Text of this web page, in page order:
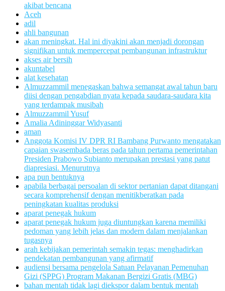
akibat bencana
Aceh
adil
ahli bangunan
akan meningkat. Hal ini diyakini akan menjadi dorongan
signifikan untuk mempercepat pembangunan infrastruktur
akses air bersih
akuntabel
alat kesehatan
Almuzzammil menegaskan bahwa semangat awal tahun baru
diisi dengan pengabdian nyata kepada saudara-saudara kita
yang terdampak musibah
Almuzzammil Yusuf
Amalia Adininggar Widyasanti
aman
Anggota Komisi IV DPR RI Bambang Purwanto mengatakan
capaian swasembada beras pada tahun pertama pemerintahan
Presiden Prabowo Subianto merupakan prestasi yang patut
diapresiasi. Menurutnya
apa pun bentuknya
apabila berbagai persoalan di sektor pertanian dapat ditangani
secara komprehensif dengan menitikberatkan pada
peningkatan kualitas produksi
aparat penegak hukum
aparat penegak hukum juga diuntungkan karena memiliki
pedoman yang lebih jelas dan modern dalam menjalankan
tugasnya
arah kebijakan pemerintah semakin tegas: menghadirkan
pendekatan pembangunan yang afirmatif
audiensi bersama pengelola Satuan Pelayanan Pemenuhan
Gizi (SPPG) Program Makanan Bergizi Gratis (MBG)
bahan mentah tidak lagi diekspor dalam bentuk mentah